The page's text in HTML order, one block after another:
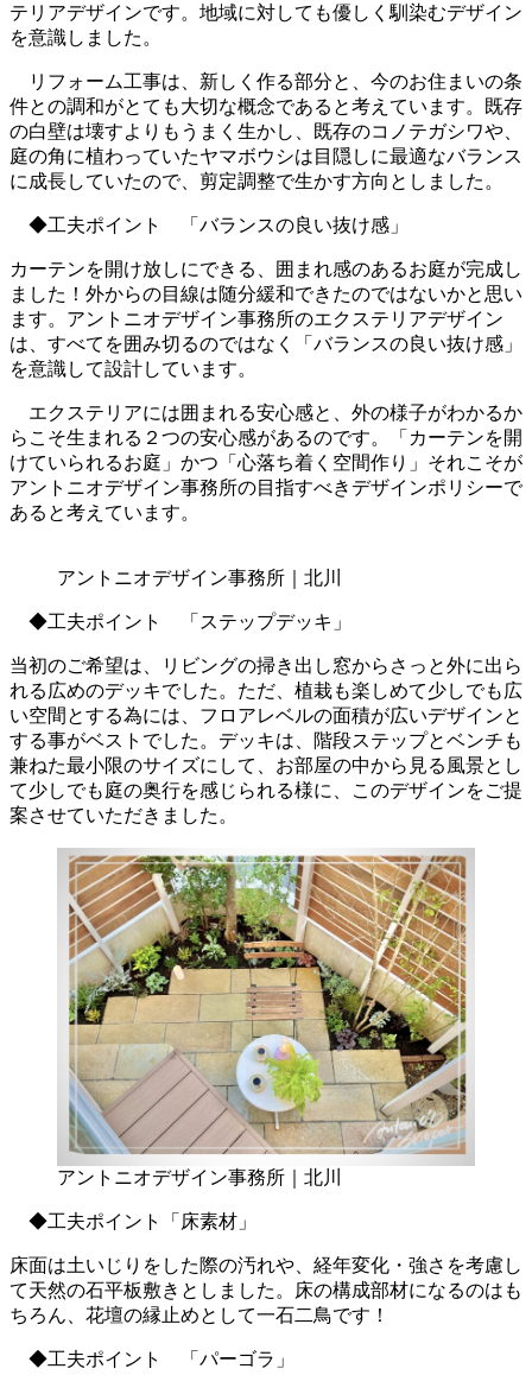
テリアデザインです。地域に対しても優しく馴染むデザイン
を意識しました。
リフォーム工事は、新しく作る部分と、今のお住まいの条
件との調和がとても大切な概念であると考えています。既存
の白壁は壊すよりもうまく生かし、既存のコノテガシワや、
庭の角に植わっていたヤマボウシは目隠しに最適なバランス
に成長していたので、剪定調整で生かす方向としました。
◆工夫ポイント 「バランスの良い抜け感」
カーテンを開け放しにできる、囲まれ感のあるお庭が完成し
ました！外からの目線は随分緩和できたのではないかと思い
ます。アントニオデザイン事務所のエクステリアデザイン
は、すべてを囲み切るのではなく「バランスの良い抜け感」
を意識して設計しています。
エクステリアには囲まれる安心感と、外の様子がわかるか
らこそ生まれる２つの安心感があるのです。「カーテンを開
けていられるお庭」かつ「心落ち着く空間作り」それこそが
アントニオデザイン事務所の目指すべきデザインポリシーで
あると考えています。
アントニオデザイン事務所｜北川
◆工夫ポイント 「ステップデッキ」
当初のご希望は、リビングの掃き出し窓からさっと外に出ら
れる広めのデッキでした。ただ、植栽も楽しめて少しでも広
い空間とする為には、フロアレベルの面積が広いデザインと
する事がベストでした。デッキは、階段ステップとベンチも
兼ねた最小限のサイズにして、お部屋の中から見る風景とし
て少しでも庭の奥行を感じられる様に、このデザインをご提
案させていただきました。
アントニオデザイン事務所｜北川
◆工夫ポイント「床素材」
床面は土いじりをした際の汚れや、経年変化・強さを考慮し
て天然の石平板敷きとしました。床の構成部材になるのはも
ちろん、花壇の縁止めとして一石二鳥です！
◆工夫ポイント 「パーゴラ」